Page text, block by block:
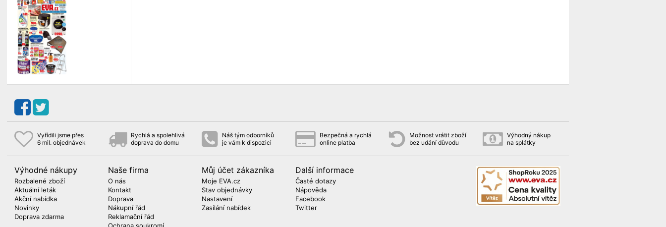
Vyřídili jsme přes
6 mil. objednávek
Rychlá a spolehlivá
doprava do domu
Náš tým odborníků
je vám k dispozici
Bezpečná a rychlá
online platba
Možnost vrátit zboží
bez udání důvodu
Výhodný nákup
na splátky
Výhodné nákupy
Rozbalené zboží
Aktuální leták
Akční nabídka
Novinky
Doprava zdarma
Naše firma
O nás
Kontakt
Doprava
Nákupní řád
Reklamační řád
Můj účet zákazníka
Moje EVA.cz
Stav objednávky
Nastavení
Zasílání nabídek
Další informace
Časté dotazy
Nápověda
Facebook
Twitter